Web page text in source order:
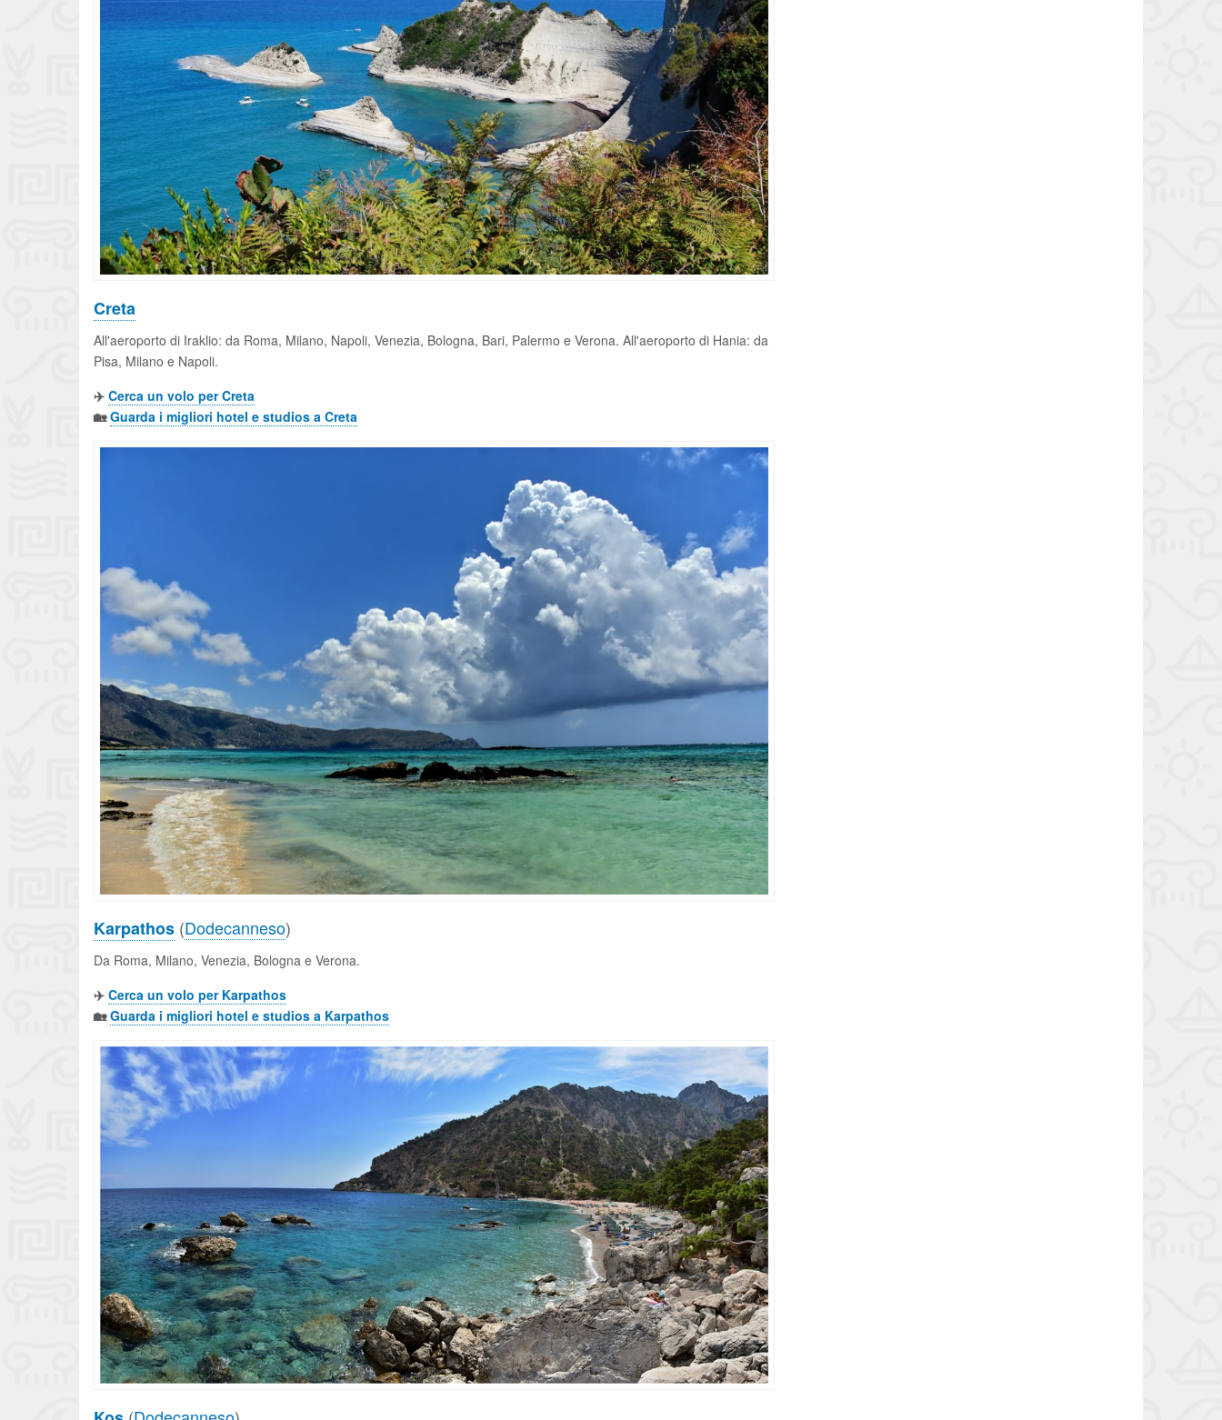
Creta
All'aeroporto di Iraklio: da Roma, Milano, Napoli, Venezia, Bologna, Bari, Palermo e Verona. All'aeroporto di Hania: da
Pisa, Milano e Napoli.
✈️ Cerca un volo per Creta
🏡Guarda i migliori hotel e studios a Creta
Karpathos (Dodecanneso)
Da Roma, Milano, Venezia, Bologna e Verona.
✈️ Cerca un volo per Karpathos
🏡Guarda i migliori hotel e studios a Karpathos